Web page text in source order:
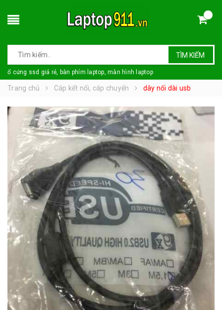
TÌM KIẾM
ổ cứng ssd giá rẻ, bàn phím laptop, màn hình laptop
Trang chủ Cáp kết nối, cáp chuyển dây nối dài usb